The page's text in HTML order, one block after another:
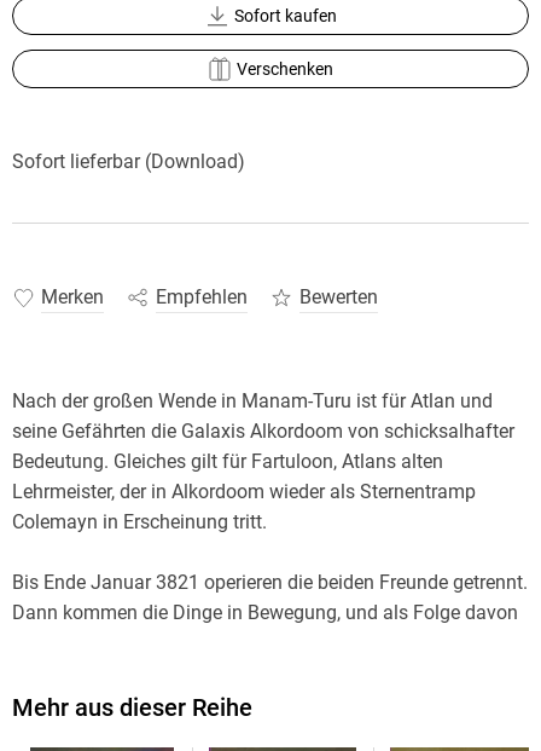
Sofort kaufen
Verschenken
Sofort lieferbar (Download)
Merken Empfehlen Bewerten
Nach der großen Wende in Manam-Turu ist für Atlan und
seine Gefährten die Galaxis Alkordoom von schicksalhafter
Bedeutung. Gleiches gilt für Fartuloon, Atlans alten
Lehrmeister, der in Alkordoom wieder als Sternentramp
Bis Ende Januar 3821 operieren die beiden Freunde getrennt.
Dann kommen die Dinge in Bewegung, und als Folge davon
Alkordoom, um die Suche nach den Alkordern zu betreiben.
Mehr aus dieser Reihe